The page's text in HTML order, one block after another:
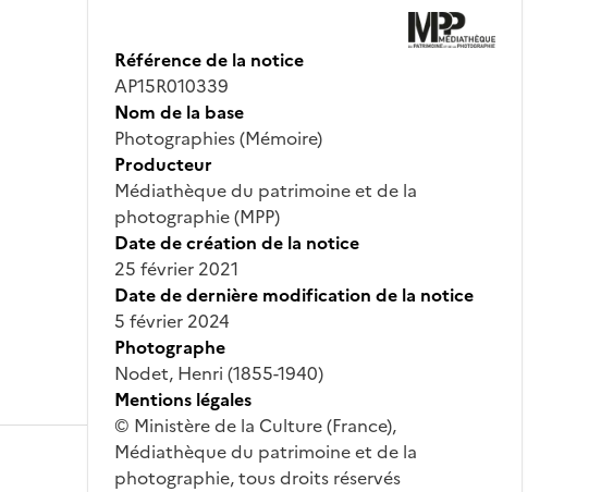
Référence de la notice
AP15R010339
Nom de la base
Photographies (Mémoire)
Producteur
Médiathèque du patrimoine et de la
photographie (MPP)
Date de création de la notice
25 février 2021
Date de dernière modification de la notice
5 février 2024
Photographe
Nodet, Henri (1855-1940)
Mentions légales
© Ministère de la Culture (France),
Médiathèque du patrimoine et de la
photographie, tous droits réservés